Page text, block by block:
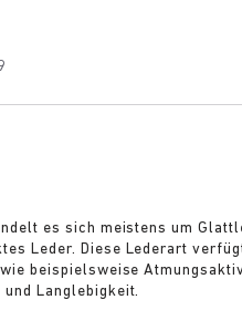
die klare, nahtfreie Silhouette,
es sich meistens um
Leder. Diese Lederart
beispielsweise
Langlebigkeit.